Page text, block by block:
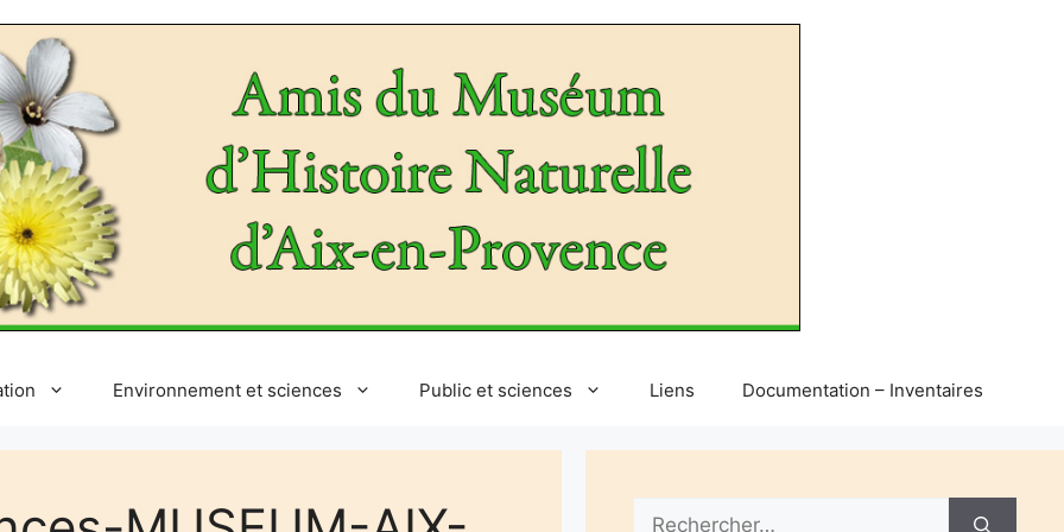
Environnement et sciences Public et sciences Liens Documentation – Inventaires
Rechercher :